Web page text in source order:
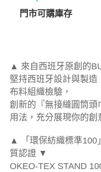
門市可購庫存
▲ 來自西班牙原創的
堅持西班牙設計與製
布料組織檢驗，
創新的『無接縫圓筒
用法，充分展現你的創
▲ 「環保紡織標準100
質認證 ▼
OKEO-TEX STAND